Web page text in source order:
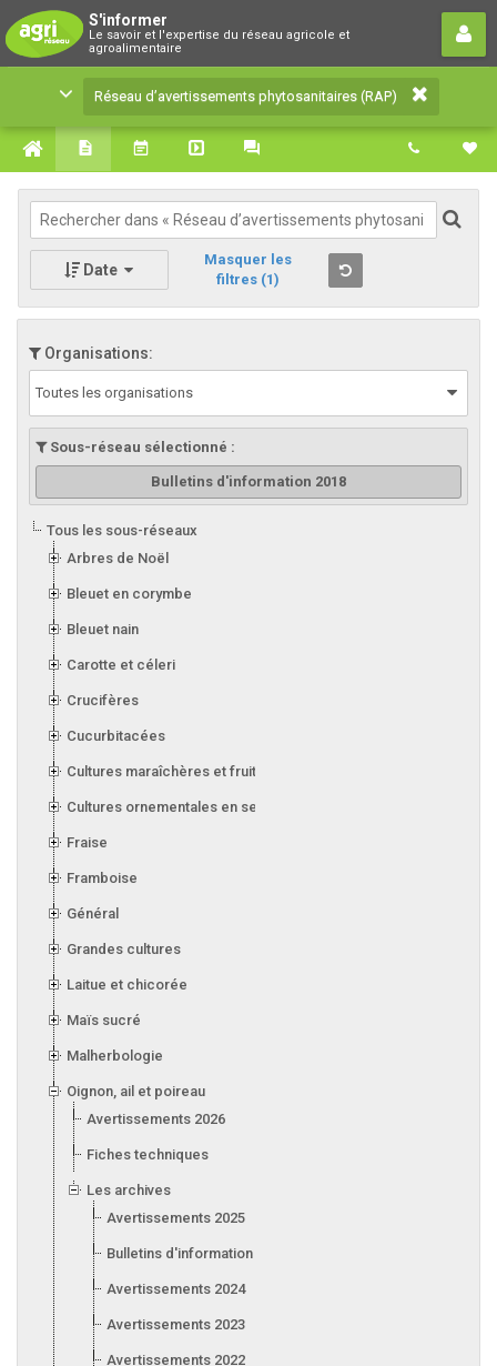
S'informer
Le savoir et l'expertise du réseau agricole et
agroalimentaire
Réseau d’avertissements
phytosanitaires (RAP)
Le savoir et l'expertise du réseau agricole et
agroalimentaire
Réseau d’avertissements phytosanitaires (RAP)
Date
Masquer les
filtres (1)
Organisations:
Toutes les organisations
Sous-réseau sélectionné :
Bulletins d'information 2018
Tous les sous-réseaux
Arbres de Noël
Bleuet en corymbe
Bleuet nain
Carotte et céleri
Crucifères
Cucurbitacées
Cultures maraîchères et fruitières en serre
Cultures ornementales en serre
Fraise
Framboise
Général
Grandes cultures
Laitue et chicorée
Maïs sucré
Malherbologie
Oignon, ail et poireau
Avertissements 2026
Fiches techniques
Les archives
Avertissements 2025
Bulletins d'information 2025
Avertissements 2024
Avertissements 2023
Avertissements 2022